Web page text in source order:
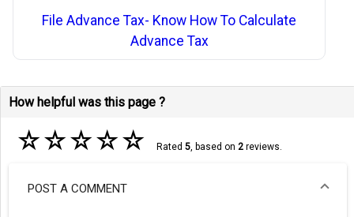
File Advance Tax- Know How To Calculate
Advance Tax
How helpful was this page ?
☆☆☆☆☆ Rated 5, based on 2reviews.
POST A COMMENT